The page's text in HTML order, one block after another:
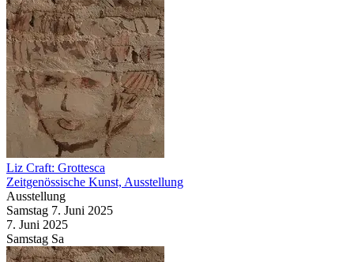
Liz Craft: Grottesca
Zeitgenössische Kunst, Ausstellung
Ausstellung
Samstag 7. Juni 2025
7. Juni 2025
Samstag Sa